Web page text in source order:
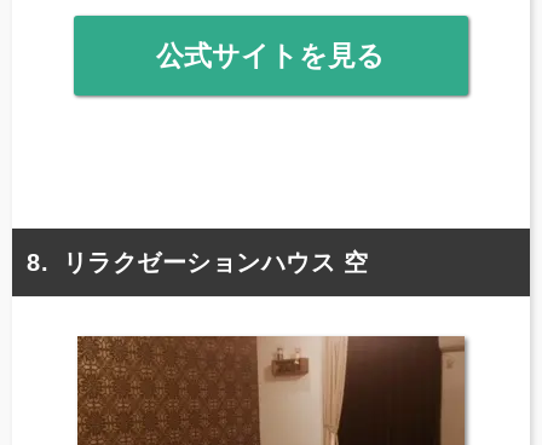
公式サイトを見る
リラクゼーションハウス 空